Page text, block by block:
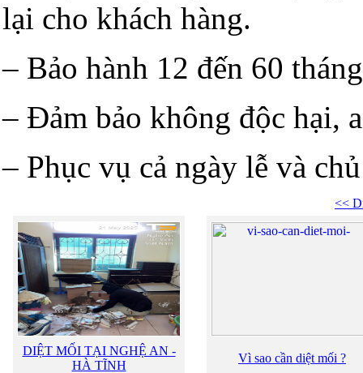
lại cho khách hàng.
– Bảo hành 12 đến 60
– Đảm bảo không độc hại,
– Phục vụ cả ngày lễ và
<<
DIỆT MỐI TẠI NGHỆ AN -
HÀ TĨNH
Vì sao cần diệt mối ?